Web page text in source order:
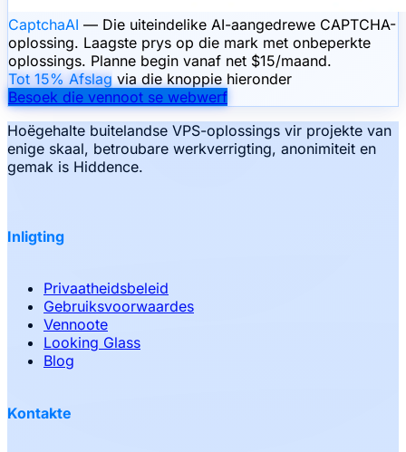
CaptchaAI — Die uiteindelike AI-aangedrewe CAPTCHA-
oplossing. Laagste prys op die mark met onbeperkte
oplossings. Planne begin vanaf net $15/maand.
Tot 15% Afslag via die knoppie hieronder
Besoek die vennoot se webwerf
Hoëgehalte buitelandse VPS-oplossings vir projekte van
enige skaal, betroubare werkverrigting, anonimiteit en
gemak is Hiddence.
Inligting
Privaatheidsbeleid
Gebruiksvoorwaardes
Vennoote
Looking Glass
Blog
Kontakte